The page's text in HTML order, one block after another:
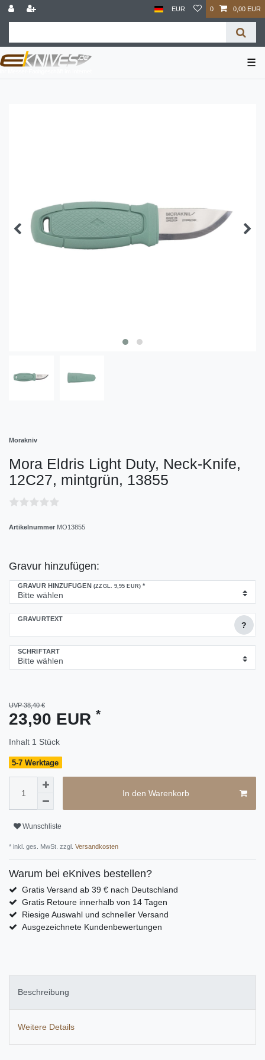
EUR 0 0,00 EUR
☰
Morakniv
Mora Eldris Light Duty, Neck-Knife,
12C27, mintgrün, 13855
Artikelnummer MO13855
Gravur hinzufügen:
GRAVUR HINZUFÜGEN (ZZGL. 9,95 EUR) *
GRAVURTEXT
?
SCHRIFTART
UVP 38,40 €
23,90 EUR *
Inhalt 1 Stück
5-7 Werktage
In den Warenkorb
Wunschliste
* inkl. ges. MwSt. zzgl. Versandkosten
Warum bei eKnives bestellen?
Gratis Versand ab 39 € nach Deutschland
Gratis Retoure innerhalb von 14 Tagen
Riesige Auswahl und schneller Versand
Ausgezeichnete Kundenbewertungen
Beschreibung
Weitere Details